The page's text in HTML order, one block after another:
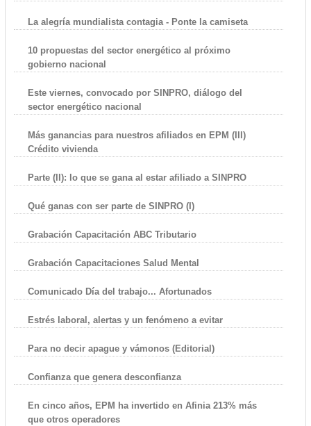
La alegría mundialista contagia - Ponte la camiseta
10 propuestas del sector energético al próximo
gobierno nacional
Este viernes, convocado por SINPRO, diálogo del
sector energético nacional
Más ganancias para nuestros afiliados en EPM (III)
Crédito vivienda
Parte (II): lo que se gana al estar afiliado a SINPRO
Qué ganas con ser parte de SINPRO (I)
Grabación Capacitación ABC Tributario
Grabación Capacitaciones Salud Mental
Comunicado Día del trabajo... Afortunados
Estrés laboral, alertas y un fenómeno a evitar
Para no decir apague y vámonos (Editorial)
Confianza que genera desconfianza
En cinco años, EPM ha invertido en Afinia 213% más
que otros operadores